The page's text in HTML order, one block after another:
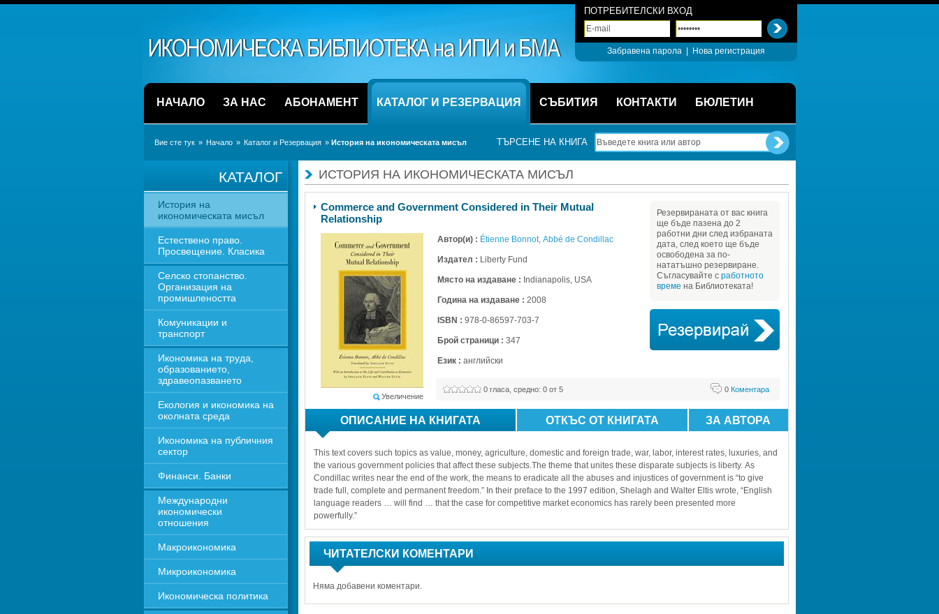
ПОТРЕБИТЕЛСКИ ВХОД
Забравена парола Нова регистрация
НАЧАЛО ЗА НАС АБОНАМЕНТ КАТАЛОГ И РЕЗЕРВАЦИЯ СЪБИТИЯ КОНТАКТИ БЮЛЕТИН
Вие сте тук » Начало » Каталог и Резервация » История на икономическата мисъл ТЪРСЕНЕ НА КНИГА
КАТАЛОГ
История на
икономическата мисъл
Естествено право.
Просвещение. Класика
Селско стопанство.
Организация на
промишлеността
Комуникации и
транспорт
Икономика на труда,
образованието,
здравеопазването
Екология и икономика на
околната среда
Икономика на публичния
сектор
Финанси. Банки
Международни
икономически
отношения
Макроикономика
Микроикономика
Икономическа политика
ИСТОРИЯ НА ИКОНОМИЧЕСКАТА МИСЪЛ
Commerce and Government Considered in Their Mutual
Relationship
Увеличение
Автор(и) : Étienne Bonnot, Abbé de Condillac
Издател : Liberty Fund
Място на издаване : Indianapolis, USA
Година на издаване : 2008
ISBN : 978-0-86597-703-7
Брой страници : 347
Език : английски
0Коментара
0гласа, средно: 0от 5
Резервираната от вас книга
ще бъде пазена до 2
работни дни след избраната
дата, след което ще бъде
освободена за по-
нататъшно резервиране.
Съгласувайте с работното
време на Библиотеката!
ОПИСАНИЕ НА КНИГАТА ОТКЪС ОТ КНИГАТА ЗА АВТОРА
This text covers such topics as value, money, agriculture, domestic and foreign trade, war, labor, interest rates, luxuries, and
the various government policies that affect these subjects.The theme that unites these disparate subjects is liberty. As
Condillac writes near the end of the work, the means to eradicate all the abuses and injustices of government is “to give
trade full, complete and permanent freedom.” In their preface to the 1997 edition, Shelagh and Walter Eltis wrote, “English
language readers … will find … that the case for competitive market economics has rarely been presented more
powerfully.”
ЧИТАТЕЛСКИ КОМЕНТАРИ
Няма добавени коментари.